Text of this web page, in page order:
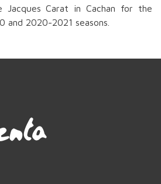
Carat in Cachan for the
and 2020-2021 seasons.